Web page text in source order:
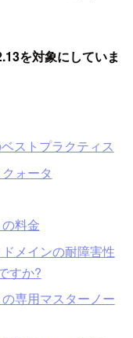
を対象にしていま
ストプラクティス
ォータ
料金
メインの耐障害性
すか?
専用マスターノー